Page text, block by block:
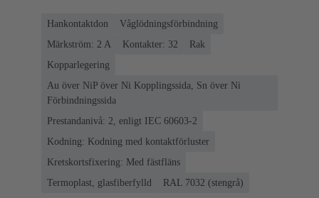
Hankontaktdon
Våglödningsförbindning
Märkström: ‌2 A
Kontakter: 32
Rak
Kopparlegering
Au över NiP över Ni Kopplingssida, Sn över Ni
Förbindningssida
Prestandanivå: 2, enligt IEC 60603-2
Kodning: Kodning med kontaktförluster
Kretskortsfixering: Med fästfläns
Termoplast, glasfiberfylld
RAL 7032 (stengrå)